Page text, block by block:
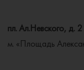
пл. Ал.Невского, д. 2
м. «Площадь